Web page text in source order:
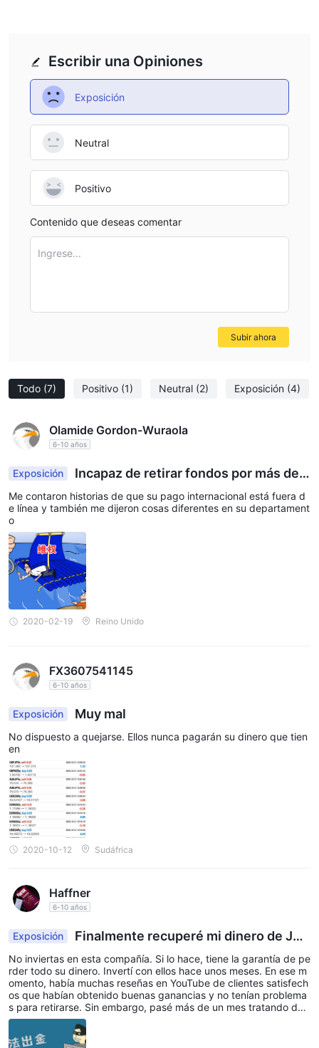
Todo (7) Positivo (1) Neutral (2) Exposición (4)
Olamide Gordon-Wuraola
6-10 años
Exposición
Incapaz de retirar fondos por más de u
n mes ahora
Me contaron historias de que su pago internacional está fuera d
e línea y también me dijeron cosas diferentes en su departament
o
2020-02-19 Reino Unido
FX3607541145
6-10 años
Exposición Muy mal
No dispuesto a quejarse. Ellos nunca pagarán su dinero que tien
en
2020-10-12 Sudáfrica
Haffner
6-10 años
Exposición
Finalmente recuperé mi dinero de JP
Markets
No inviertas en esta compañía. Si lo hace, tiene la garantía de pe
rder todo su dinero. Invertí con ellos hace unos meses. En ese m
omento, había muchas reseñas en YouTube de clientes satisfech
os que habían obtenido buenas ganancias y no tenían problema
s para retirarse. Sin embargo, pasé más de un mes tratando de r
etirarme y no recibí ni un centavo. Después de muchas pruebas
fallidas, un viejo amigo comerciante con experiencia me recome
ndó a una firma de litigios llamada Forensic Pro, puede buscarlos
Escribir una Opiniones
Exposición
Neutral
Positivo
Contenido que deseas comentar
Ingrese...
Subir ahora